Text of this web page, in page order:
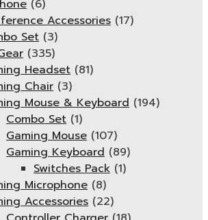
(6)
Accessories (17)
Set (3)
(335)
Headset (81)
Chair (3)
Mouse & Keyboard (194)
Combo Set (1)
Gaming Mouse (107)
Gaming Keyboard (89)
Switches Pack (1)
Microphone (8)
Accessories (22)